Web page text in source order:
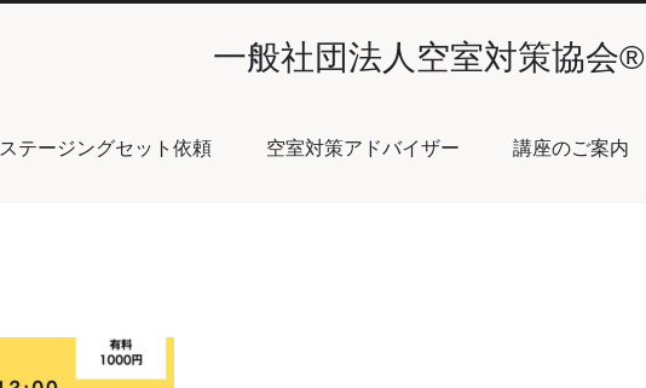
一般社団法人空室対策協会®︎
ステージングセット依頼 空室対策アドバイザー 講座のご案内